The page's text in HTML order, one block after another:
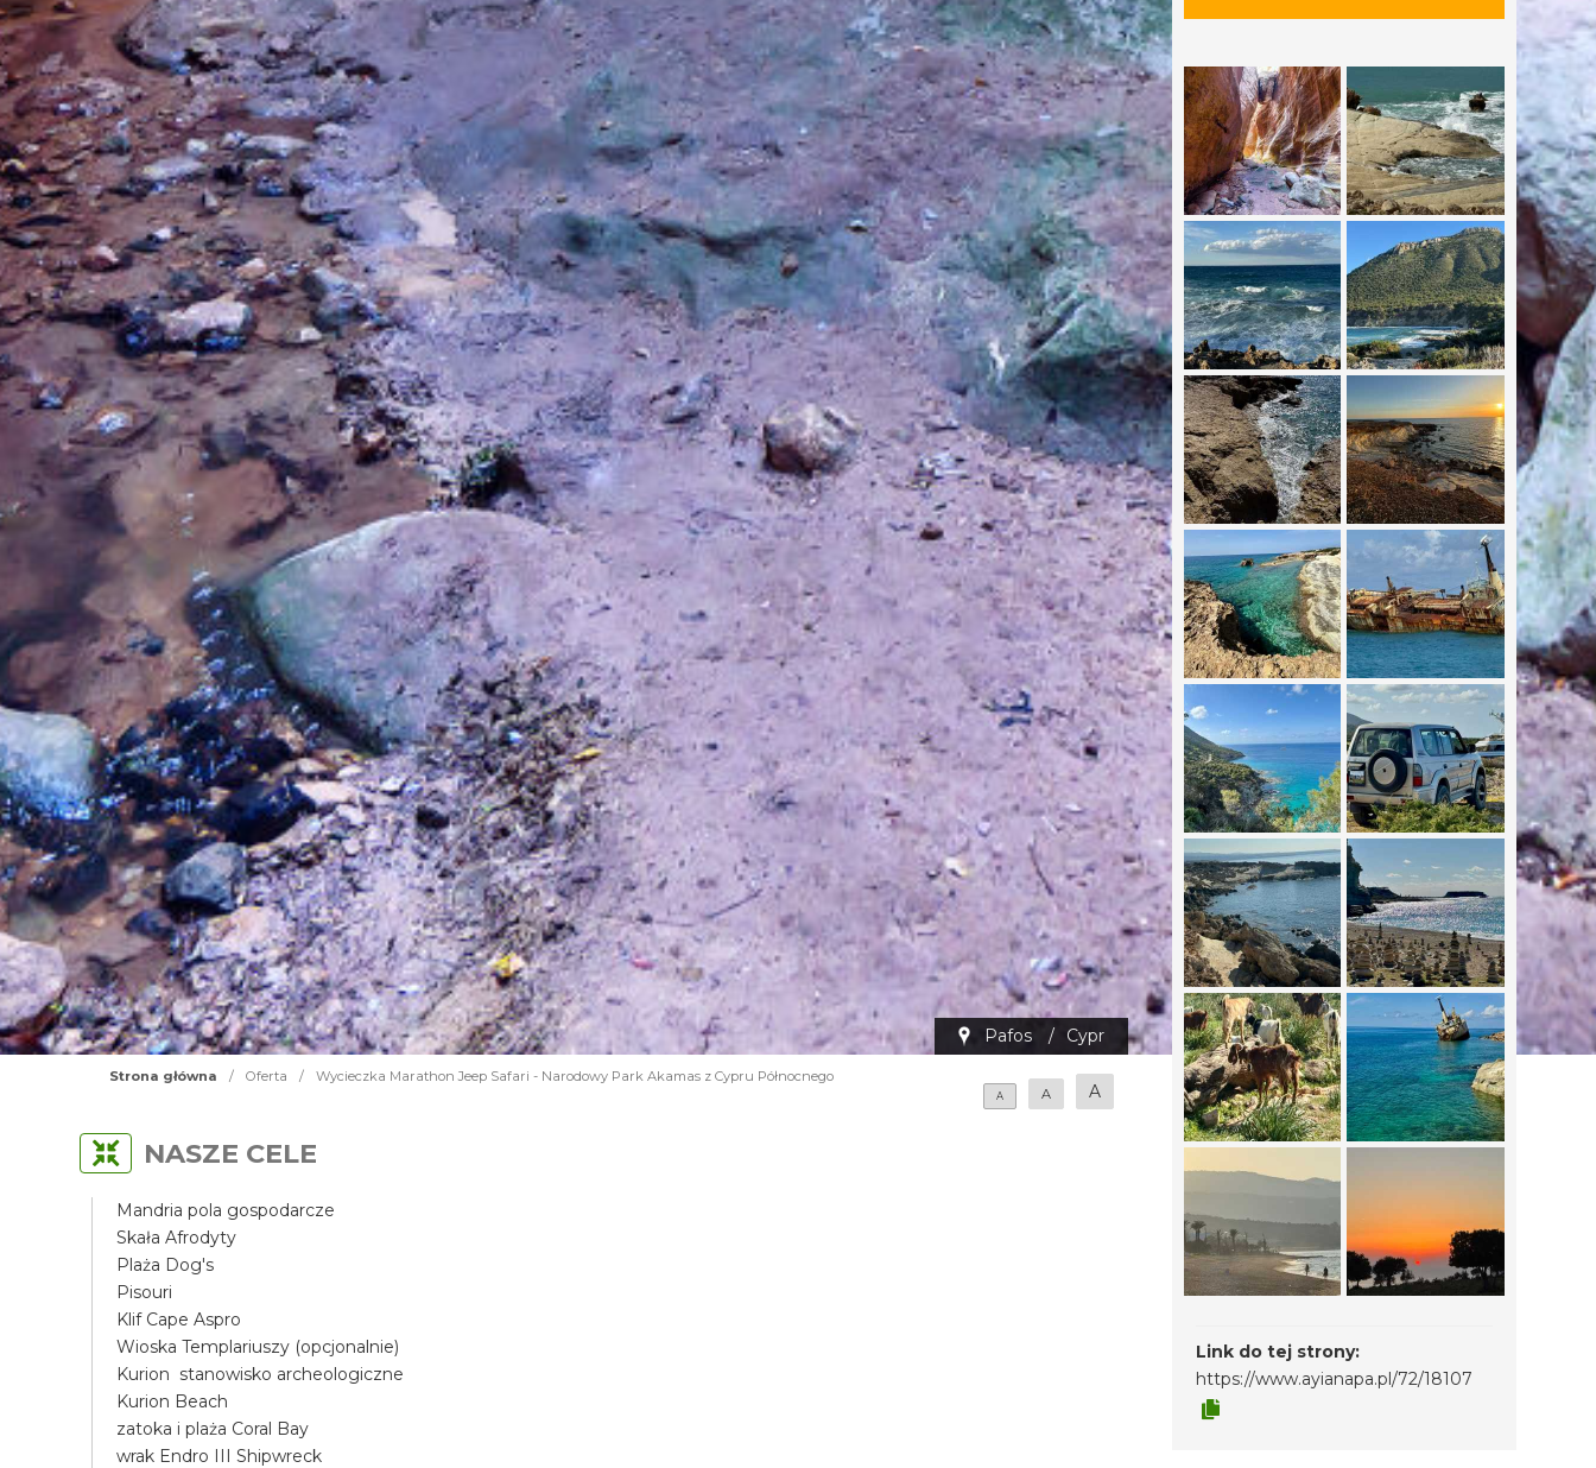
Pafos / Cypr
Strona główna / Oferta / Wycieczka Marathon Jeep Safari - Narodowy Park Akamas z Cypru Północnego
A A A
Link do tej strony:
https://www.ayianapa.pl/72/18107
NASZE CELE
Mandria pola gospodarcze
Skała Afrodyty
Plaża Dog's
Pisouri
Klif Cape Aspro
Wioska Templariuszy (opcjonalnie)
Kurion stanowisko archeologiczne
Kurion Beach
zatoka i plaża Coral Bay
wrak Endro III Shipwreck